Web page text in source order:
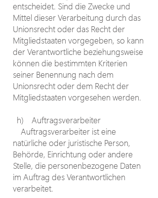
entscheidet. Sind die Zwecke und
Mittel dieser Verarbeitung durch das
Unionsrecht oder das Recht der
Mitgliedstaaten vorgegeben, so kann
der Verantwortliche beziehungsweise
können die bestimmten Kriterien
seiner Benennung nach dem
Unionsrecht oder dem Recht der
Mitgliedstaaten vorgesehen werden.
h) Auftragsverarbeiter
Auftragsverarbeiter ist eine
natürliche oder juristische Person,
Behörde, Einrichtung oder andere
Stelle, die personenbezogene Daten
im Auftrag des Verantwortlichen
verarbeitet.